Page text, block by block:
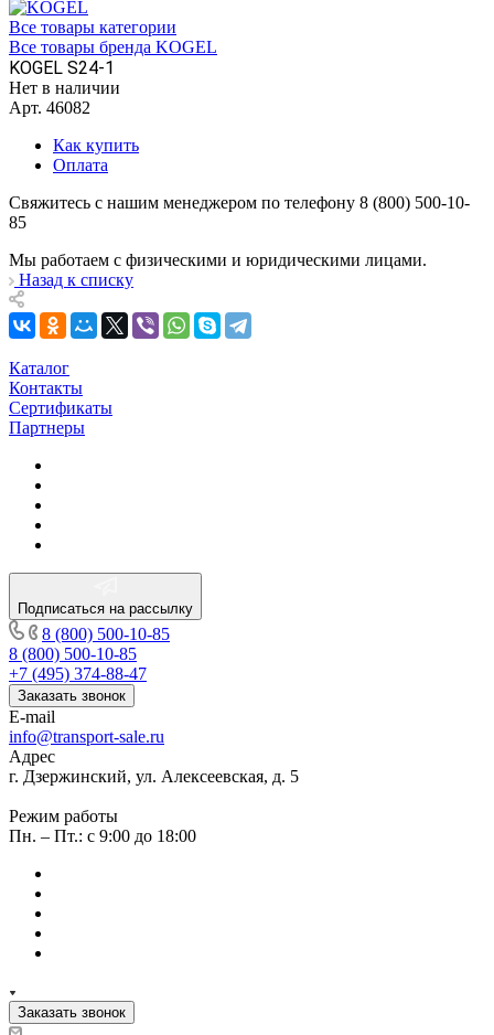
Все товары категории
Все товары бренда KOGEL
KOGEL S24-1
Нет в наличии
Арт. 46082
Как купить
Оплата
Свяжитесь с нашим менеджером по телефону 8 (800) 500-10-
85
Мы работаем с физическими и юридическими лицами.
Назад к списку
Каталог
Контакты
Сертификаты
Партнеры
Подписаться на рассылку
8 (800) 500-10-85
8 (800) 500-10-85
+7 (495) 374-88-47
Заказать звонок
E-mail
info@transport-sale.ru
Адрес
г. Дзержинский, ул. Алексеевская, д. 5
Режим работы
Пн. – Пт.: с 9:00 до 18:00
Заказать звонок